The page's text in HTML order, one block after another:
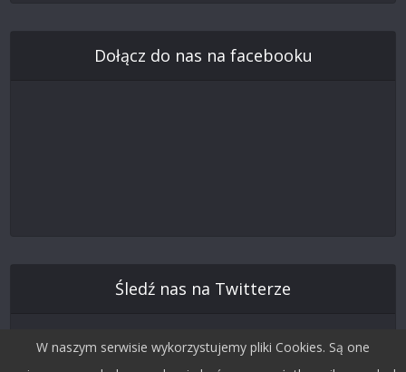
Dołącz do nas na facebooku
Śledź nas na Twitterze
W naszym serwisie wykorzystujemy pliki Cookies. Są one